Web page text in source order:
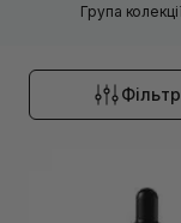
Група
Фільтр